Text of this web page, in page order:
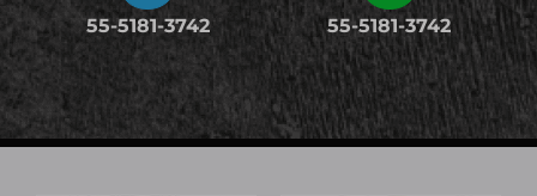
Mensajes
Carrito
55-5181-3742 55-5181-3742